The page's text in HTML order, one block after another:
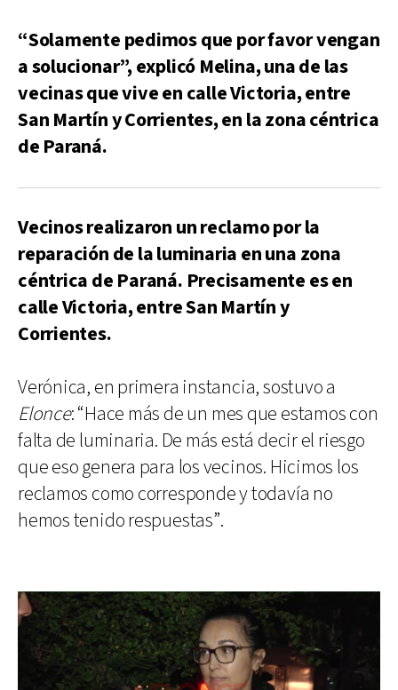
“Solamente pedimos que por favor vengan
a solucionar”, explicó Melina, una de las
vecinas que vive en calle Victoria, entre
San Martín y Corrientes, en la zona céntrica
de Paraná.
Vecinos realizaron un reclamo por la
reparación de la luminaria en una zona
céntrica de Paraná. Precisamente es en
calle Victoria, entre San Martín y
Corrientes.
Verónica, en primera instancia, sostuvo a
Elonce: “Hace más de un mes que estamos con
falta de luminaria. De más está decir el riesgo
que eso genera para los vecinos. Hicimos los
reclamos como corresponde y todavía no
hemos tenido respuestas”.